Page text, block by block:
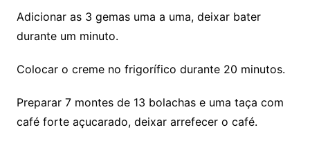
Adicionar as 3 gemas uma a uma, deixar bater
durante um minuto.
Colocar o creme no frigorífico durante 20 minutos.
Preparar 7 montes de 13 bolachas e uma taça com
café forte açucarado, deixar arrefecer o café.